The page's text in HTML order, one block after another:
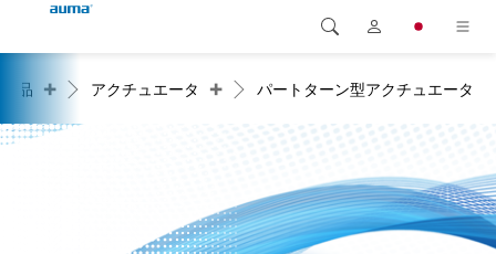
製品
Global
アジア・太平洋地域
検索
製品 + アクチュエータ + パートターン型アクチュエータ